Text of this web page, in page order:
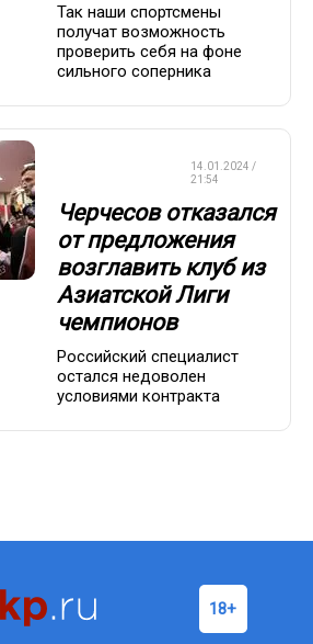
Так наши спортсмены
получат возможность
проверить себя на фоне
сильного соперника
14.01.2024 /
21:54
Черчесов отказался
от предложения
возглавить клуб из
Азиатской Лиги
чемпионов
Российский специалист
остался недоволен
условиями контракта